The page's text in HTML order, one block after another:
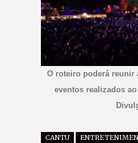
O roteiro poderá reunir
eventos realizados
CANTU